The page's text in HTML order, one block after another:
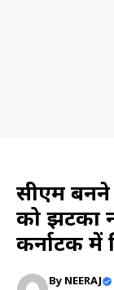
सीएम बनने
को झटका
कर्नाटक
By NEERAJ